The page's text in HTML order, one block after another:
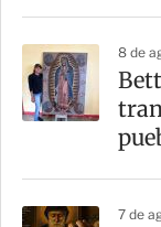
8 de
7 de